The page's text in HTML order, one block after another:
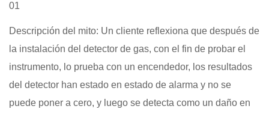
01
Descripción del mito: Un cliente reflexiona que después de
la instalación del detector de gas, con el fin de probar el
instrumento, lo prueba con un encendedor, los resultados
del detector han estado en estado de alarma y no se
puede poner a cero, y luego se detecta como un daño en